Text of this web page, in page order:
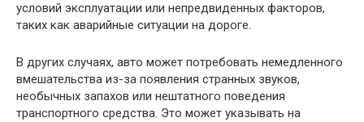
условий эксплуатации или непредвиденных факторов,
таких как аварийные ситуации на дороге.
В других случаях, авто может потребовать немедленного
вмешательства из-за появления странных звуков,
необычных запахов или нештатного поведения
транспортного средства. Это может указывать на